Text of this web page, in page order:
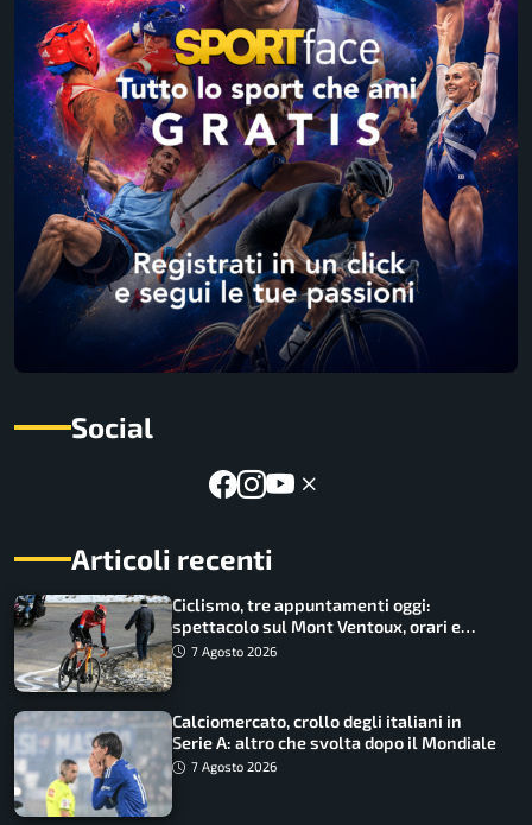
Social
Articoli recenti
Ciclismo, tre appuntamenti oggi:
spettacolo sul Mont Ventoux, orari e
come vederli
7 Agosto 2026
Calciomercato, crollo degli italiani in
Serie A: altro che svolta dopo il Mondiale
7 Agosto 2026